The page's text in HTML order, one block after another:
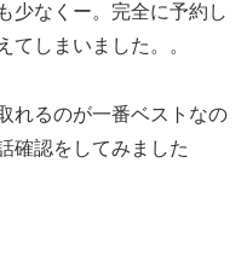
少なくー。完全に予約し
てしまいました。。
れるのが一番ベストなの
確認をしてみました